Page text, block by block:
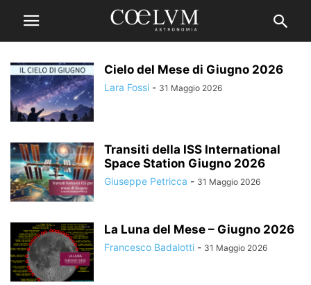
Cielo del Mese di Giugno 2026
Lara Fossi - 31 Maggio 2026
Transiti della ISS International
Space Station Giugno 2026
Giuseppe Petricca - 31 Maggio 2026
La Luna del Mese – Giugno 2026
Francesco Badalotti - 31 Maggio 2026